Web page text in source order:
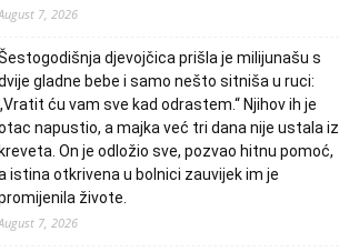
7, 2026
djevojčica prišla je milijunašu s
gladne bebe i samo nešto sitniša u ruci:
ću vam sve kad odrastem.“ Njihov ih je
napustio, a majka već tri dana nije ustala iz
kreveta. On je odložio sve, pozvao hitnu pomoć,
istina otkrivena u bolnici zauvijek im je
živote.
7, 2026